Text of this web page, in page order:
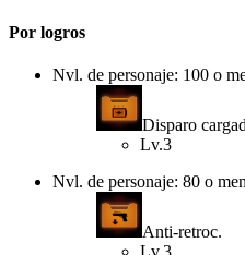
Por logros
Nvl. de personaje: 100 o
Disparo
Lv.3
Nvl. de personaje: 80 o
Anti-retroc.